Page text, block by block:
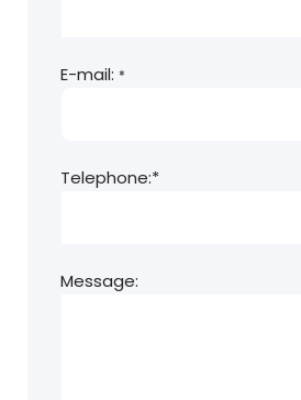
E-mail: *
Telephone:*
Message: